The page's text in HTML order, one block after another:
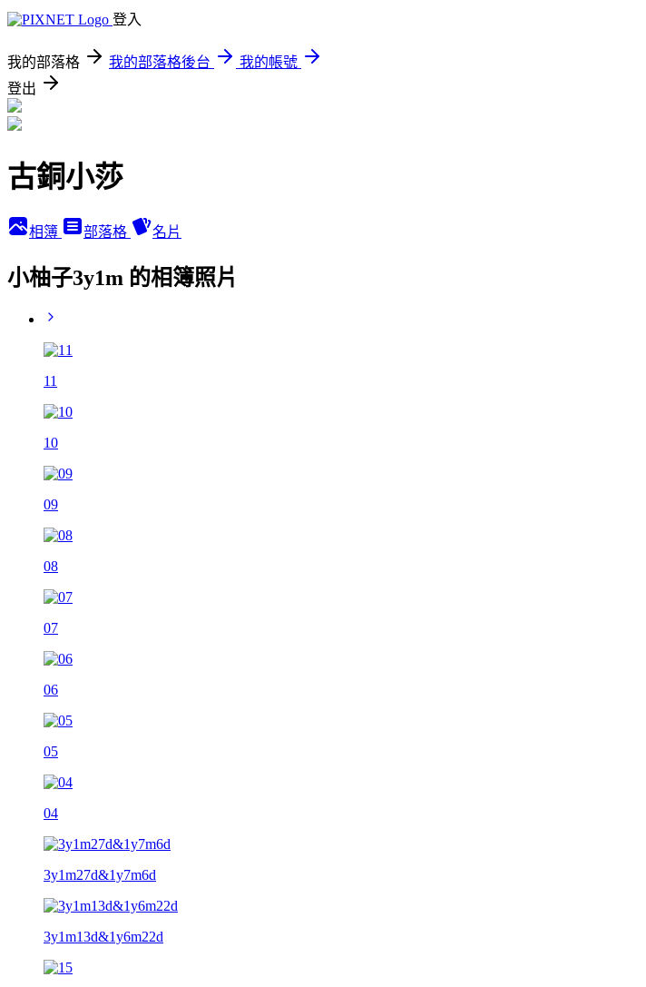
登入
我的部落格 我的部落格後台
我的帳號
登出
古銅小莎
相簿 部落格 名片
小柚子3y1m 的相簿照片
11
10
09
08
07
06
05
04
3y1m27d&1y7m6d
3y1m13d&1y6m22d